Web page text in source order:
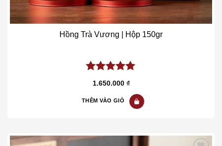
Hồng Trà Vương | Hộp 150gr
5.00out of
1.650.000 ₫
THÊM VÀO GIỎ